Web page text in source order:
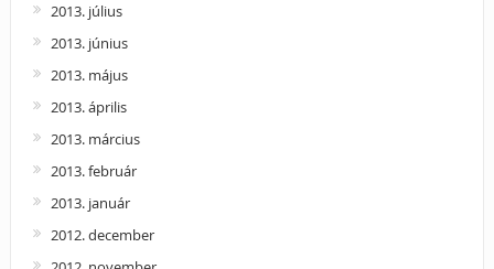
2013. július
2013. június
2013. május
2013. április
2013. március
2013. február
2013. január
2012. december